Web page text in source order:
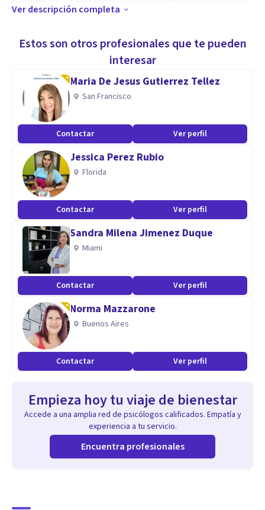
este viaje al interior y encontrar una nueva forma de ver la
La experiencia de acompañar en terapia a distintas
personas, de hacer canales de Spotify y Podcaster, ademas
de redes sociales, me han permitido ampliar el panorama
reforzando varias estrategias de sustento solido como el
Psicoanálisis y la Psicología Analítica y de versiones muy
modernas como es el Método de la Bioneuroemoción.
Ver descripción completa
Estos son otros profesionales que te pueden
interesar
Maria De Jesus Gutierrez Tellez
San Francisco
Contactar Ver perfil
Jessica Perez Rubio
Florida
Contactar Ver perfil
Sandra Milena Jimenez Duque
Miami
Contactar Ver perfil
Norma Mazzarone
Buenos Aires
Contactar Ver perfil
Empieza hoy tu viaje de bienestar
Accede a una amplia red de psicólogos calificados. Empatía y
experiencia a tu servicio.
Encuentra profesionales